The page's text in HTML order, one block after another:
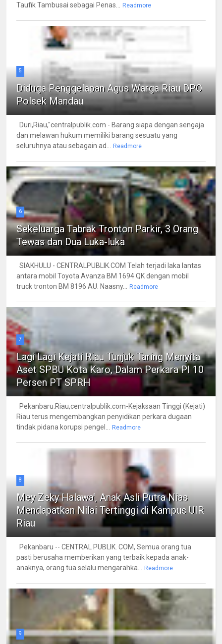
Taufik Tambusai sebagai Penas...
Readmore
5
Diduga Penggelapan Agus Warga Riau DPO
Polsek Mandau
Duri,Riau,"centralpublik.com - Barang siapa dengan sengaja
dan melawan hukum memiliki barang sesuatu yang
seluruhnya atau sebagain ad...
Readmore
6
Sekeluarga Tabrak Tronton Parkir, 3 Orang
Tewas dan Dua Luka-luka
SIAKHULU - CENTRALPUBLIK.COM Telah terjadi laka lantas
antara mobil Toyota Avanza BM 1694 QK dengan mobil
truck tronton BM 8196 AU. Naasny...
Readmore
7
Lagi Lagi Kejati Riau Tunjuk Taring Menyita
Aset SPBU Kota Karo, Dalam Perkara PI 10
Persen PT SPRH
Pekanbaru.Riau,centralpublik.com-Kejaksaan Tinggi (Kejati)
Riau terus mengembangkan penyidikan perkara dugaan
tindak pidana korupsi pengel...
Readmore
8
Mey Zeky Halawa', Anak Asli Putra Nias
Mendapatkan Nilai Tertinggi di Kampus UIR
Riau
Pekanbaru -- CENTRAL PUBLIK. COM, Semua orang tua
pasti berusaha memberikan yang terbaik kepada anak-
anaknya, orang tua selalu mengarahka...
Readmore
9